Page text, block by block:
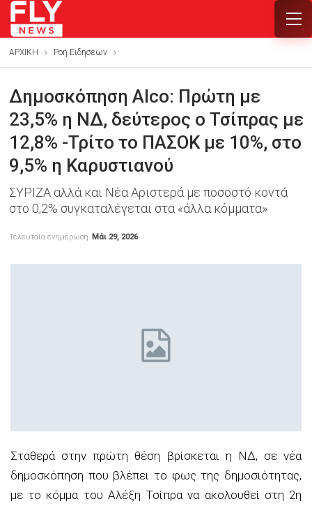
ΑΡΧΙΚΗ Ροή Ειδήσεων
Δημοσκόπηση Alco: Πρώτη με
23,5% η ΝΔ, δεύτερος ο Τσίπρας με
12,8% -Τρίτο το ΠΑΣΟΚ με 10%, στο
9,5% η Καρυστιανού
ΣΥΡΙΖΑ αλλά και Νέα Αριστερά με ποσοστό κοντά
στο 0,2% συγκαταλέγεται στα «άλλα κόμματα»
Τελευταία ενημέρωση Μάι 29, 2026
Σταθερά στην πρώτη θέση βρίσκεται η ΝΔ, σε νέα
δημοσκόπηση που βλέπει το φως της δημοσιότητας,
με το κόμμα του Αλέξη Τσίπρα να ακολουθεί στη 2η